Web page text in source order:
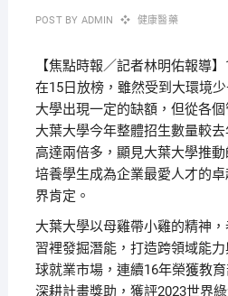
POST BY ADMIN 健康醫藥
【焦點時報／記者林明佑報導
在15日放榜，雖然受到大環境
大學出現一定的缺額，但從各
大葉大學今年整體招生數量較
高達兩倍多，顯見大葉大學推動
培養學生成為企業最愛人才的
界肯定。
大葉大學以母雞帶小雞的精神
習裡發掘潛能，打造跨領域能
球就業市場，連續16年榮獲教
深耕計畫獎助，獲評2023世界